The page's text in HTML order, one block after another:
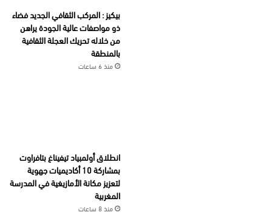
بيكيز : المركب الثقافي الجديد فضاء
ذو مواصفات عالية الجودة يراهن
من خلاله تحريك العجلة الثقافية
بالمنطقة
منذ 6 ساعات
انطلاق أولمبياد تيفيناغ بتافراوت
بمشاركة 10 أكاديميات جهوية
لتعزيز مكانة الأمازيغية في المدرسة
المغربية
منذ 8 ساعات